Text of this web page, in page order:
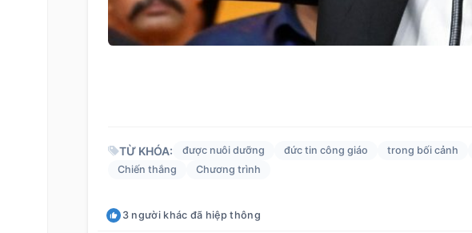
TỪ KHÓA: được nuôi dưỡng đức tin công giáo trong bối cảnh
Chiến thắng
Chương trình
3 người khác đã hiệp thông